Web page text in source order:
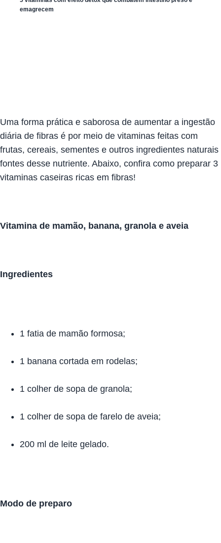
emagrecem
Uma forma prática e saborosa de aumentar a ingestão
diária de fibras é por meio de vitaminas feitas com
frutas, cereais, sementes e outros ingredientes naturais
fontes desse nutriente. Abaixo, confira como preparar 3
vitaminas caseiras ricas em fibras!
Vitamina de mamão, banana, granola e aveia
Ingredientes
1 fatia de mamão formosa;
1 banana cortada em rodelas;
1 colher de sopa de granola;
1 colher de sopa de farelo de aveia;
200 ml de leite gelado.
Modo de preparo